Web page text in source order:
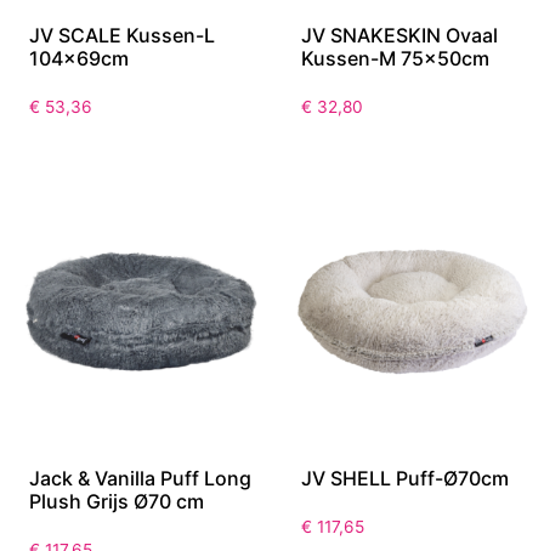
JV SCALE Kussen-L
104x69cm
€ 53,36
JV SNAKESKIN Ovaal
Kussen-M 75x50cm
€ 32,80
Jack & Vanilla Puff Long
Plush Grijs Ø70 cm
JV SHELL Puff-Ø70cm
€ 117,65